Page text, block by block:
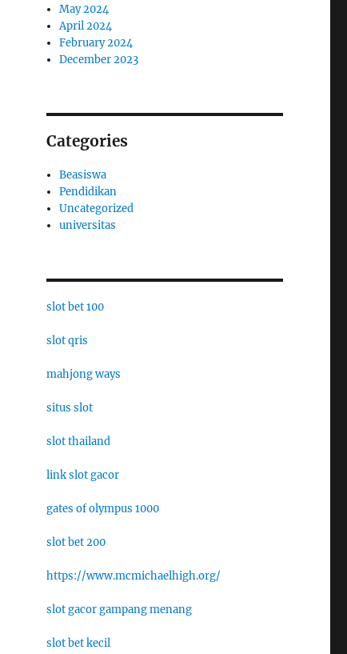
May 2024
April 2024
February 2024
December 2023
Categories
Beasiswa
Pendidikan
Uncategorized
universitas
slot bet 100
slot qris
mahjong ways
situs slot
slot thailand
link slot gacor
gates of olympus 1000
slot bet 200
https://www.mcmichaelhigh.org/
slot gacor gampang menang
slot bet kecil